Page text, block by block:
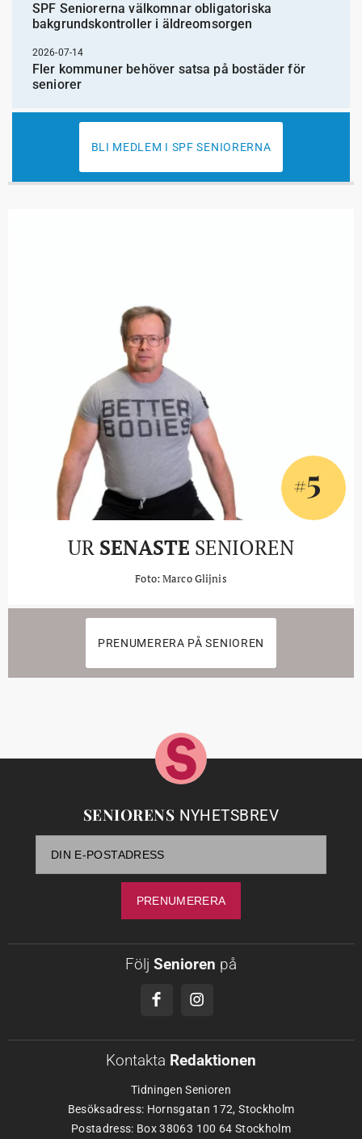
SPF Seniorerna välkomnar obligatoriska
bakgrundskontroller i äldreomsorgen
2026-07-14
Fler kommuner behöver satsa på bostäder för
seniorer
BLI MEDLEM I SPF SENIORERNA
#5
UR SENASTE SENIOREN
Foto: Marco Glijnis
PRENUMERERA PÅ SENIOREN
SENIORENS NYHETSBREV
Följ Senioren på
Kontakta Redaktionen
Tidningen Senioren
Besöksadress: Hornsgatan 172, Stockholm
Postadress: Box 38063 100 64 Stockholm